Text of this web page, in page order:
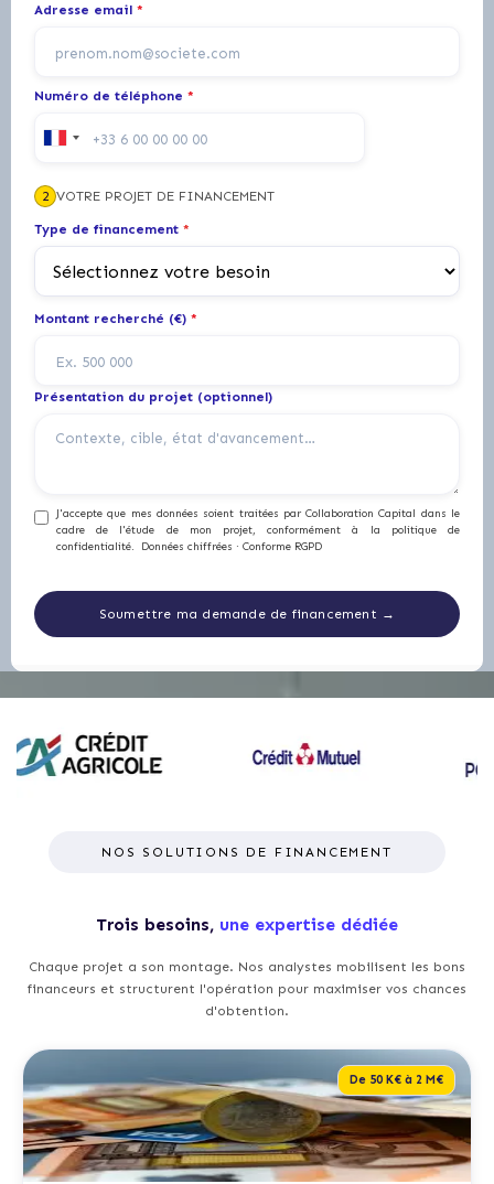
Adresse email *
Numéro de téléphone *
2 VOTRE PROJET DE FINANCEMENT
Type de financement *
Montant recherché (€) *
Présentation du projet (optionnel)
J'accepte que mes données soient traitées par Collaboration Capital dans le
cadre de l'étude de mon projet, conformément à la politique de
confidentialité. Données chiffrées · Conforme RGPD
NOS SOLUTIONS DE FINANCEMENT
Trois besoins, une expertise dédiée
Chaque projet a son montage. Nos analystes mobilisent les bons
financeurs et structurent l'opération pour maximiser vos chances
d'obtention.
De 50 K€ à 2 M€